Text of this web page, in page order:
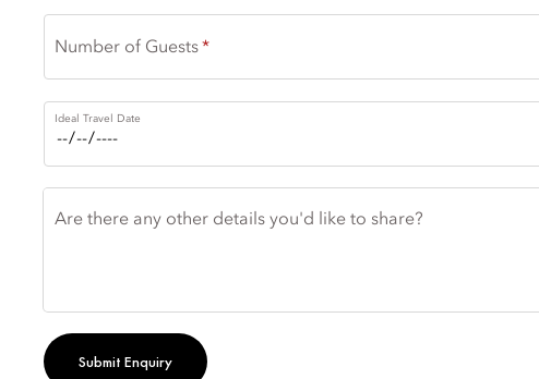
Number of Guests
Ideal Travel Date
Are there any other details you'd like to share?
Submit Enquiry